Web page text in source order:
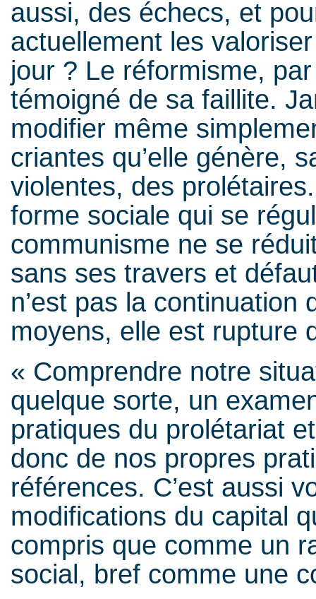
aussi, des échecs, et
actuellement les
jour ? Le réformisme,
témoigné de sa faillite.
modifier même
criantes qu’elle génère,
violentes, des
forme sociale qui se
communisme ne se
sans ses travers et
n’est pas la continuation
moyens, elle est rupture
« Comprendre notre
quelque sorte, un
pratiques du prolétariat
donc de nos propres
références. C’est aussi
modifications du capital
compris que comme un
social, bref comme une